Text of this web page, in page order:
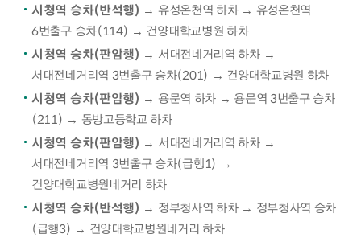
시청역 승차(반석행) → 유성온천역 하차 → 유성온천역
6번출구 승차(114) → 건양대학교병원 하차
시청역 승차(판암행) → 서대전네거리역 하차 →
서대전네거리역 3번출구 승차(201) → 건양대학교병원 하차
시청역 승차(판암행) → 용문역 하차 → 용문역 3번출구 승차
(211) → 동방고등학교 하차
시청역 승차(판암행) → 서대전네거리역 하차 →
서대전네거리역 3번출구 승차(급행1) →
건양대학교병원네거리 하차
시청역 승차(반석행) → 정부청사역 하차 → 정부청사역 승차
(급행3) → 건양대학교병원네거리 하차